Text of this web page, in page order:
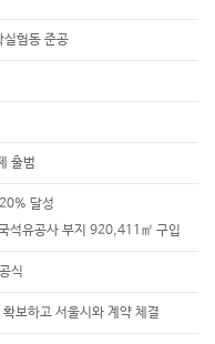
실험동 준공
출범
달성
석유공사 부지 920,411㎡ 구입
식
보하고 서울시와 계약 체결